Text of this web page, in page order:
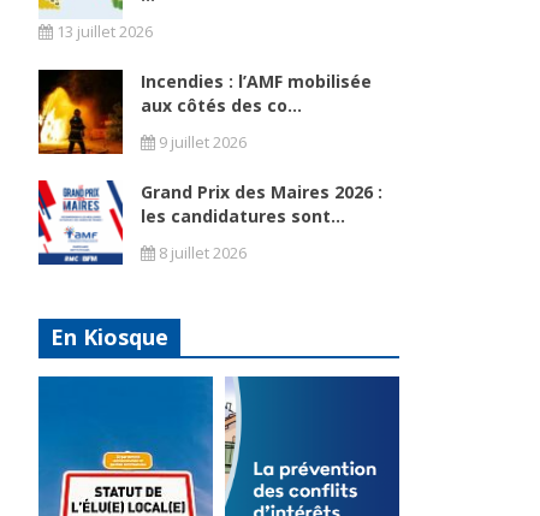
13 juillet 2026
Incendies : l’AMF mobilisée
aux côtés des co...
9 juillet 2026
Grand Prix des Maires 2026 :
les candidatures sont...
8 juillet 2026
En Kiosque